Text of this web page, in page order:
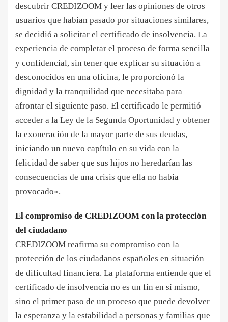
descubrir CREDIZOOM y leer las opiniones de otros
usuarios que habían pasado por situaciones similares,
se decidió a solicitar el certificado de insolvencia. La
experiencia de completar el proceso de forma sencilla
y confidencial, sin tener que explicar su situación a
desconocidos en una oficina, le proporcionó la
dignidad y la tranquilidad que necesitaba para
afrontar el siguiente paso. El certificado le permitió
acceder a la Ley de la Segunda Oportunidad y obtener
la exoneración de la mayor parte de sus deudas,
iniciando un nuevo capítulo en su vida con la
felicidad de saber que sus hijos no heredarían las
consecuencias de una crisis que ella no había
provocado».
El compromiso de CREDIZOOM con la protección
del ciudadano
CREDIZOOM reafirma su compromiso con la
protección de los ciudadanos españoles en situación
de dificultad financiera. La plataforma entiende que el
certificado de insolvencia no es un fin en sí mismo,
sino el primer paso de un proceso que puede devolver
la esperanza y la estabilidad a personas y familias que